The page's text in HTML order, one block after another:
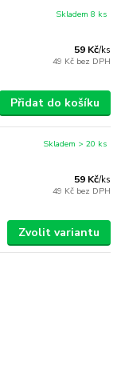
59 Kč/ks
49 Kč bez DPH
Skladem 8 ks
Přidat do košíku
59 Kč/ks
49 Kč bez DPH
Skladem > 20 ks
Zvolit variantu